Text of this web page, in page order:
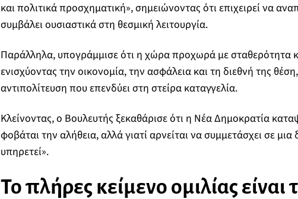
και πολιτικά προσχηματική», σημειώνοντας ότι επιχειρεί να
συμβάλει ουσιαστικά στη θεσμική λειτουργία.
Παράλληλα, υπογράμμισε ότι η χώρα προχωρά με σταθερότητα
ενισχύοντας την οικονομία, την ασφάλεια και τη διεθνή της
αντιπολίτευση που επενδύει στη στείρα καταγγελία.
Κλείνοντας, ο Βουλευτής ξεκαθάρισε ότι η Νέα Δημοκρατία
φοβάται την αλήθεια, αλλά γιατί αρνείται να συμμετάσχει σε
υπηρετεί».
Το πλήρες κείμενο ομιλίας